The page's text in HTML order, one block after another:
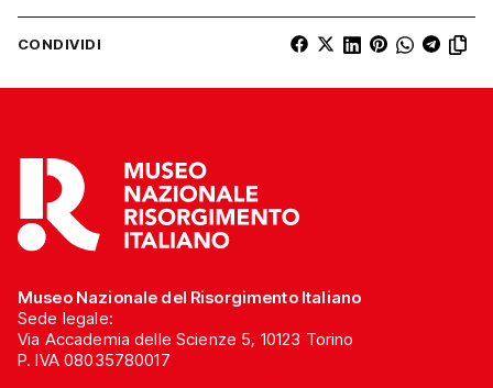
CONDIVIDI
Museo Nazionale del Risorgimento Italiano
Sede legale:
Via Accademia delle Scienze 5, 10123 Torino
P. IVA 08035780017